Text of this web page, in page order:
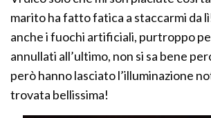
marito ha fatto fatica a staccarmi da
anche i fuochi artificiali, purtroppo
annullati all’ultimo, non si sa bene
però hanno lasciato l’illuminazione
trovata bellissima!